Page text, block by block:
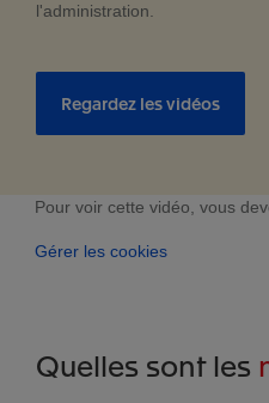
l'administration.
Regardez les vidéos
Pour voir cette vidéo, vous
Gérer les cookies
Quelles sont les